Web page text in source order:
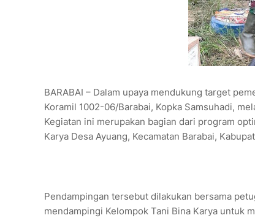
BARABAI – Dalam upaya mendukung target
Koramil 1002-06/Barabai, Kopka Samsuhadi,
Kegiatan ini merupakan bagian dari program
Karya Desa Ayuang, Kecamatan Barabai,
Pendampingan tersebut dilakukan bersama
mendampingi Kelompok Tani Bina Karya untuk